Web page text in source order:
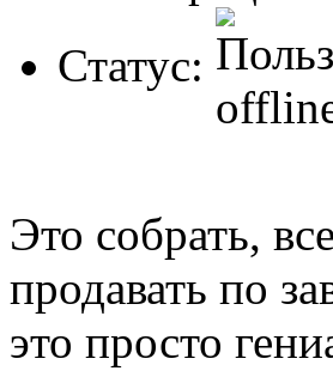
Статус:
Это собрать,
продавать по
это просто